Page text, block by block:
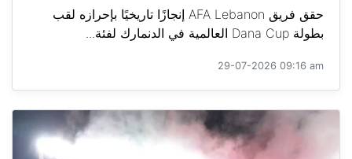
حقق فريق AFA Lebanon إنجازًا تاريخيًا بإحرازه لقب
بطولة Dana Cup العالمية في الدنمارك لفئة...
29-07-2026 09:16 am